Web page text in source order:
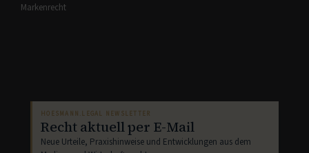
Markenrecht
HOESMANN.LEGAL NEWSLETTER
Recht aktuell per E-Mail
Neue Urteile, Praxishinweise und Entwicklungen aus dem